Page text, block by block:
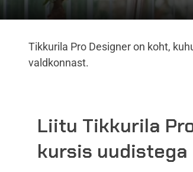
Tikkurila Pro Designer on koht,
valdkonnast.
Liitu Tikkurila
kursis uudistega